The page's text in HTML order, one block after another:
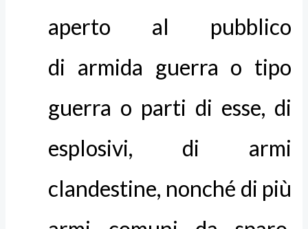
aperto al pubblico
di armida guerra o tipo
guerra o parti di esse, di
esplosivi, di armi
clandestine, nonché di più